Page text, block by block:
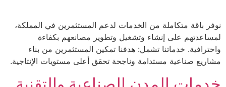
نوفر باقة متكاملة من الخدمات لدعم المستثمرين في المملكة،
لمساعدتهم على إنشاء وتشغيل وتطوير مصانعهم بكفاءة
واحترافية. خدماتنا تشمل: هدفنا تمكين المستثمرين من بناء
مشاريع صناعية مستدامة وناجحة تحقق أعلى مستويات الإنتاجية.